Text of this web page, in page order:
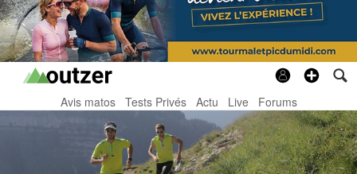
Avis matos Tests Privés Actu Live Forums